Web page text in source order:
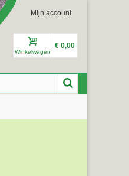
Mijn account
Winkelwagen
€ 0,00